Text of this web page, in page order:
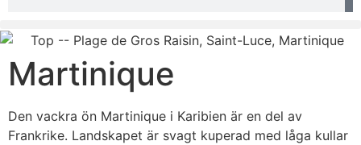
Martinique
Den vackra ön Martinique i Karibien är en del av
Frankrike. Landskapet är svagt kuperad med låga kullar